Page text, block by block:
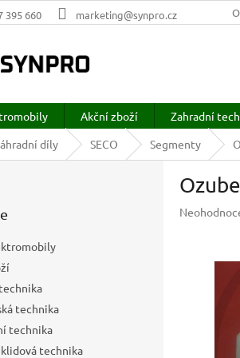
395 660 marketing@synpro.cz
Akční zboží Zahradní
díly SECO Segmenty
technika
technika
technika
Průměrné